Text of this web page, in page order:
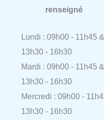
renseigné
Lundi : 09h00 - 11h45 &
13h30 - 16h30
Mardi : 09h00 - 11h45 &
13h30 - 16h30
Mercredi : 09h00 -
13h30 - 16h30